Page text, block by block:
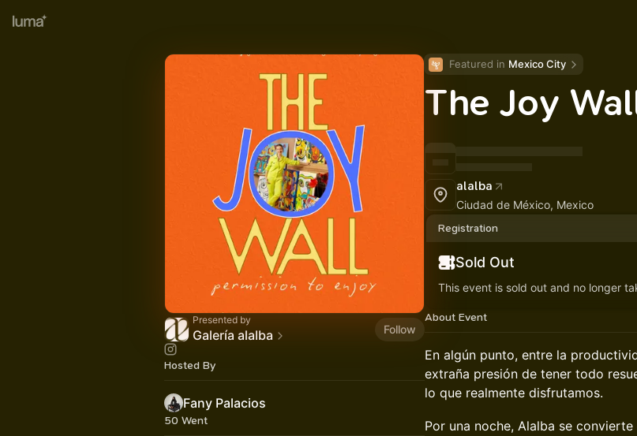
Presented by
Galería alalba Follow
Hosted By
Fany Palacios
50 Went
Featured in Mexico City
The Joy
alalba
Ciudad de México, Mexico
Registration
Sold Out
This event is sold out and no longer
About Event
En algún punto, entre la
extraña presión de tener todo
lo que realmente disfrutamos.
Por una noche, Alalba se